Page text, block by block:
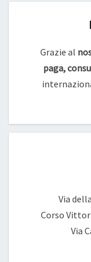
Grazie al
paga,
Via
Corso
Via